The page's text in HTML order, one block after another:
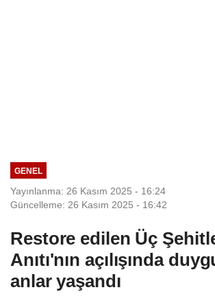
GENEL
Yayınlanma: 26 Kasım 2025 - 16:24
Güncelleme: 26 Kasım 2025 - 16:42
Restore edilen Üç
Anıtı'nın açılışında
anlar yaşandı